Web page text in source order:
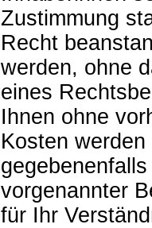
Zustimmung
Recht
werden, ohne
eines
Ihnen ohne
Kosten
vorgenannter
für Ihr